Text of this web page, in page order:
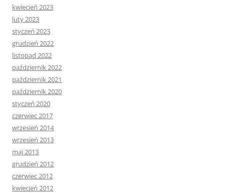
kwiecień 2023
luty 2023
styczeń 2023
grudzień 2022
listopad 2022
październik 2022
październik 2021
październik 2020
styczeń 2020
czerwiec 2017
wrzesień 2014
wrzesień 2013
maj 2013
grudzień 2012
czerwiec 2012
kwiecień 2012